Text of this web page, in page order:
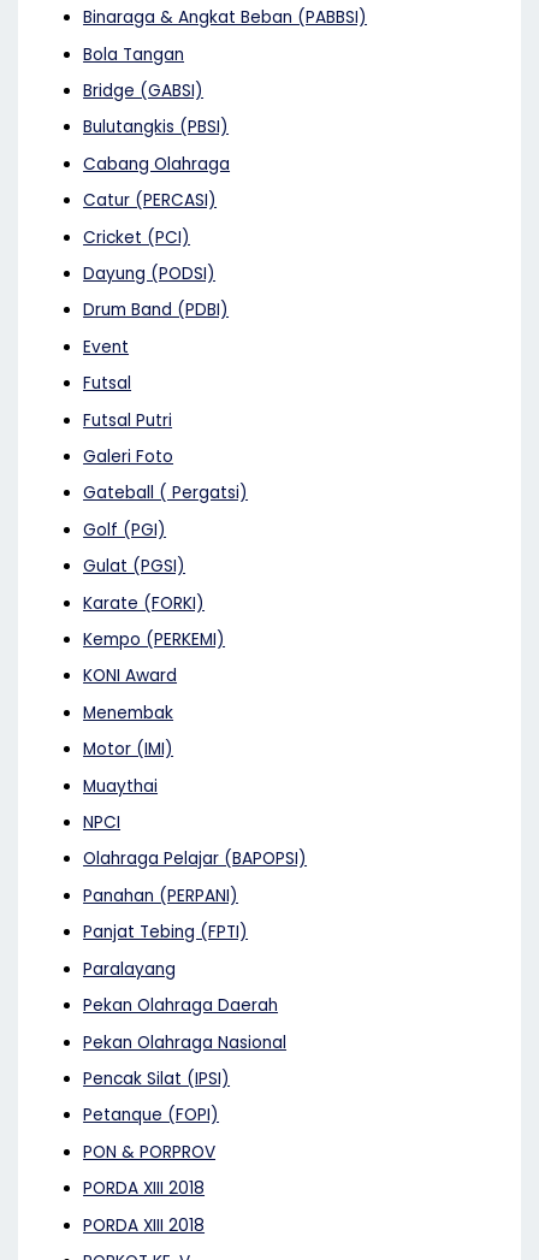
Binaraga & Angkat Beban (PABBSI)
Bola Tangan
Bridge (GABSI)
Bulutangkis (PBSI)
Cabang Olahraga
Catur (PERCASI)
Cricket (PCI)
Dayung (PODSI)
Drum Band (PDBI)
Event
Futsal
Futsal Putri
Galeri Foto
Gateball ( Pergatsi)
Golf (PGI)
Gulat (PGSI)
Karate (FORKI)
Kempo (PERKEMI)
KONI Award
Menembak
Motor (IMI)
Muaythai
NPCI
Olahraga Pelajar (BAPOPSI)
Panahan (PERPANI)
Panjat Tebing (FPTI)
Paralayang
Pekan Olahraga Daerah
Pekan Olahraga Nasional
Pencak Silat (IPSI)
Petanque (FOPI)
PON & PORPROV
PORDA XIII 2018
PORDA XIII 2018